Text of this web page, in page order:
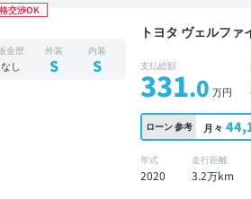
交渉OK
トヨタ ヴェルファイア 2.5Z ゴール
ETC 電動バックド
ドア 7人乗り
金歴
なし
外装
S
内装
S 支払総額
331.0 万円
ローン参考 月々
年式
2020
走行距離
3.2万km